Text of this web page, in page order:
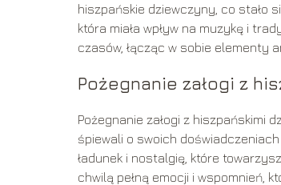
hiszpańskie dziewczyny, co stało
która miała wpływ na muzykę i
czasów, łącząc w sobie elementy
Pożegnanie załogi z
Pożegnanie załogi z hiszpańskimi
śpiewali o swoich
ładunek i nostalgię, które
chwilą pełną emocji i wspomnień,